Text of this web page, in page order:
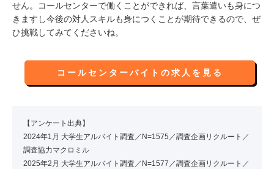
せん。コールセンターで働くことができれば、言葉遣いも身につ
きますし今後の対人スキルも身につくことが期待できるので、ぜ
ひ挑戦してみてくださいね。
コールセンターバイトの求人を見る
【アンケート出典】
2024年1月 大学生アルバイト調査／N=1575／調査企画リクルート／
調査協力マクロミル
2025年2月 大学生アルバイト調査／N=1577／調査企画リクルート／